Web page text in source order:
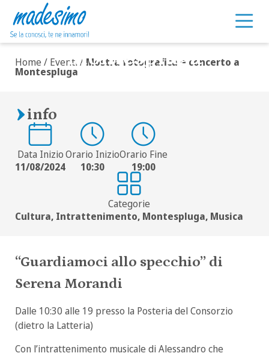
Vai al contenuto
Mostra fotografica e
concerto a
Montespluga
Home / Eventi/ Mostra fotografica e concerto a
Montespluga
info
Data Inizio
11/08/2024
Orario Inizio
10:30
Orario Fine
19:00
Categorie
Cultura, Intrattenimento, Montespluga, Musica
“Guardiamoci allo specchio” di
Serena Morandi
Dalle 10:30 alle 19 presso la Posteria del Consorzio
(dietro la Latteria)
Con l’intrattenimento musicale di Alessandro che